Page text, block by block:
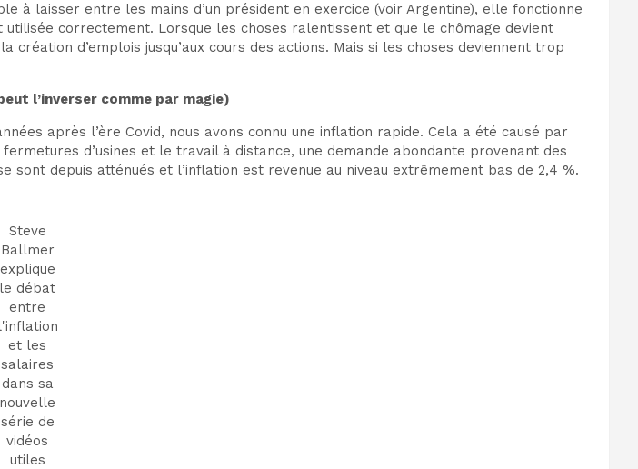
laisser entre les mains d’un président en exercice (voir Argentine), elle fonctionne
correctement. Lorsque les choses ralentissent et que le chômage devient
d’emplois jusqu’aux cours des actions. Mais si les choses deviennent trop
l’inverser comme par magie)
après l’ère Covid, nous avons connu une inflation rapide. Cela a été causé par
d’usines et le travail à distance, une demande abondante provenant des
depuis atténués et l’inflation est revenue au niveau extrêmement bas de 2,4 %.
Steve
Ballmer
explique
le débat
entre
et les
salaires
dans sa
nouvelle
série de
vidéos
utiles